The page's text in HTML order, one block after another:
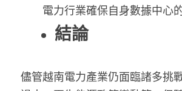
電力行業確保自身數據中心
結論
儘管越南電力產業仍面臨諸多挑